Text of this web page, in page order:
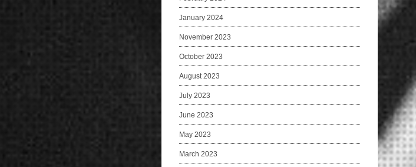
January 2024
November 2023
October 2023
August 2023
July 2023
June 2023
May 2023
March 2023